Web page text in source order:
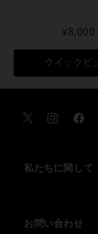
通
常
価
格
¥8,000
クイックビ
X Instagram
私たちに関して
ハリー・ポッター
お問い合わせ